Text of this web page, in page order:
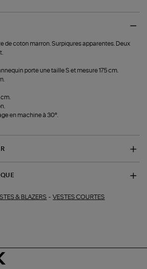
de coton marron. Surpiqures apparentes. Deux
porte une taille S et mesure 175 cm.
en machine à 30°.
& BLAZERS -VESTES COURTES